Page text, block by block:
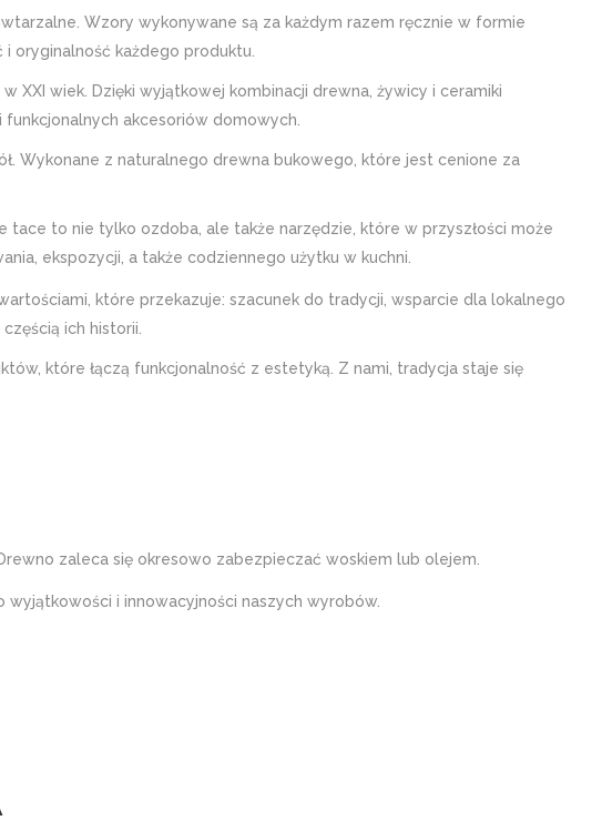
Wzory wykonywane są za każdym razem ręcznie w formie
oryginalność każdego produktu.
XXI wiek. Dzięki wyjątkowej kombinacji drewna, żywicy i ceramiki
akcesoriów domowych.
Wykonane z naturalnego drewna bukowego, które jest cenione za
tace to nie tylko ozdoba, ale także narzędzie, które w przyszłości może
ekspozycji, a także codziennego użytku w kuchni.
które przekazuje: szacunek do tradycji, wsparcie dla lokalnego
ich historii.
które łączą funkcjonalność z estetyką. Z nami, tradycja staje się
zaleca się okresowo zabezpieczać woskiem lub olejem.
i innowacyjności naszych wyrobów.